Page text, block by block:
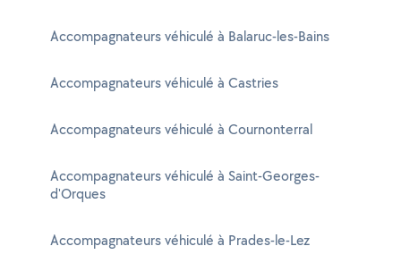
Accompagnateurs véhiculé à Balaruc-les-Bains
Accompagnateurs véhiculé à Castries
Accompagnateurs véhiculé à Cournonterral
Accompagnateurs véhiculé à Saint-Georges-
d'Orques
Accompagnateurs véhiculé à Prades-le-Lez